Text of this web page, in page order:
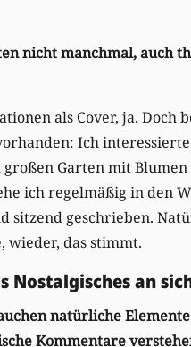
nicht manchmal, auch
als Cover, ja. Doch
Ich
Garten mit
ich regelmäßig in den
sitzend geschrieben.
wieder, das stimmt.
Nostalgisches an
natürliche
Kommentare